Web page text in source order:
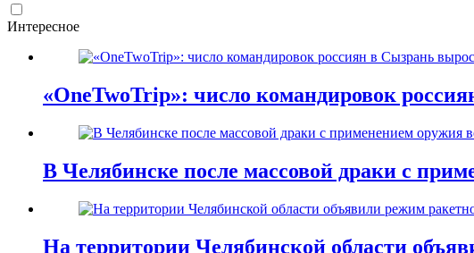
Интересное
«OneTwoTrip»: число командировок
В Челябинске после массовой драки с
На территории Челябинской области